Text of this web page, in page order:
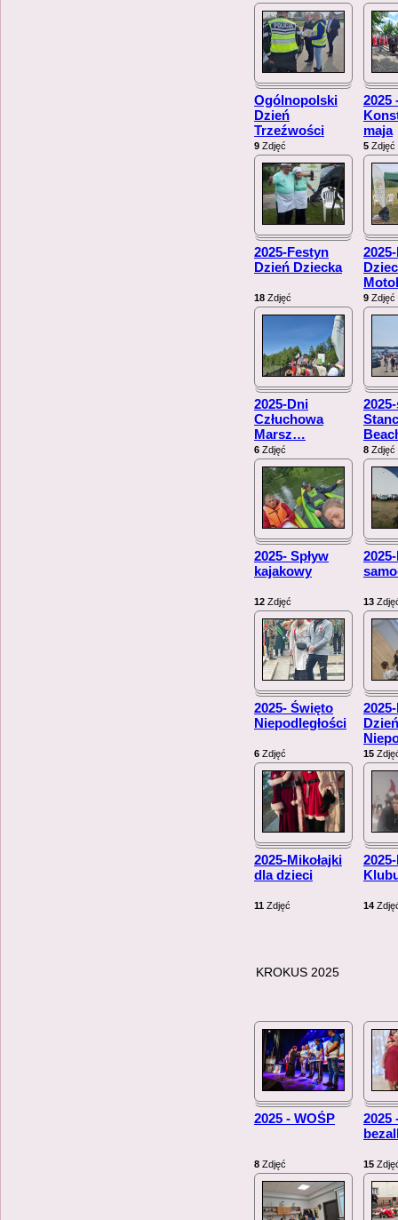
Ogólnopolski
Dzień
Trzeźwości
9 Zdjęć
2025
maja
5 Zdjęć
2025-Festyn
Dzień Dziecka
18 Zdjęć 9 Zdjęć
2025-Dni
Człuchowa
Marsz…
6 Zdjęć 8 Zdjęć
2025- Spływ
kajakowy
12 Zdjęć 13
2025- Święto
Niepodległości
6 Zdjęć
Dzień
15
2025-Mikołajki
dla dzieci
11 Zdjęć 14
KROKUS 2025
2025 - WOŚP
8 Zdjęć
2025
15